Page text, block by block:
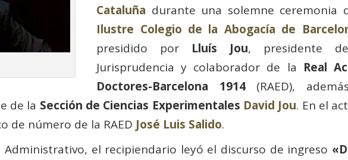
Cataluña durante una solemne ceremonia
Ilustre Colegio de la Abogacía de
presidido por Lluís Jou, presidente
Jurisprudencia y colaborador de la Real
Doctores-Barcelona 1914(RAED),
de la Sección de Ciencias Experimentales David Jou. En el
de número de la RAED José Luis Salido.
el recipiendario leyó el discurso de ingreso